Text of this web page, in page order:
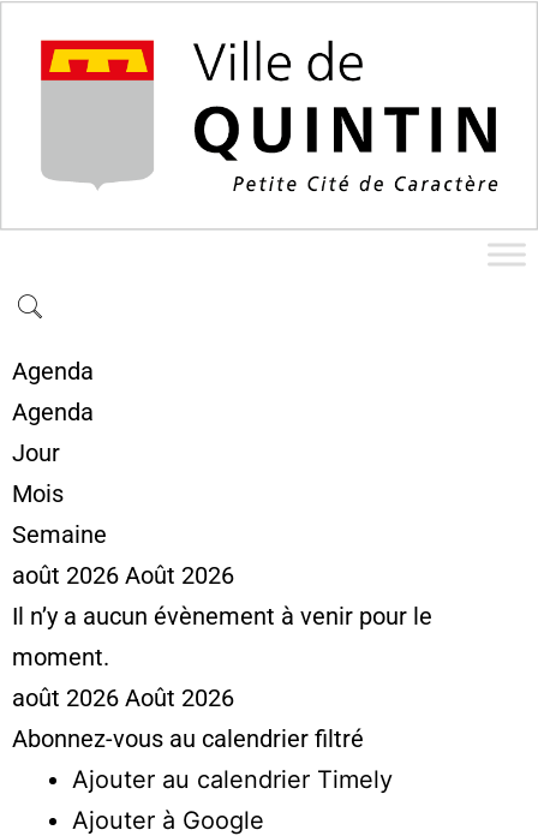
Agenda
Agenda
Jour
Mois
Semaine
août 2026 Août 2026
Il n’y a aucun évènement à venir pour le
moment.
août 2026 Août 2026
Abonnez-vous au calendrier filtré
Ajouter au calendrier Timely
Ajouter à Google